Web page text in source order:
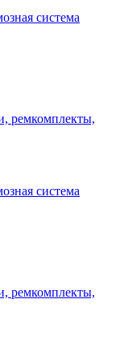
система
ремкомплекты,
система
ремкомплекты,